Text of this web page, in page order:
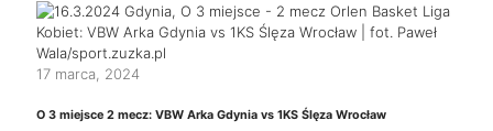
17 marca, 2024
O 3 miejsce 2 mecz: VBW Arka Gdynia vs 1KS Ślęza Wrocław